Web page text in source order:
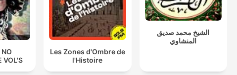
VOL'S
Les Zones d'Ombre de
l'Histoire
الشيخ محمد صديق
المنشاوي